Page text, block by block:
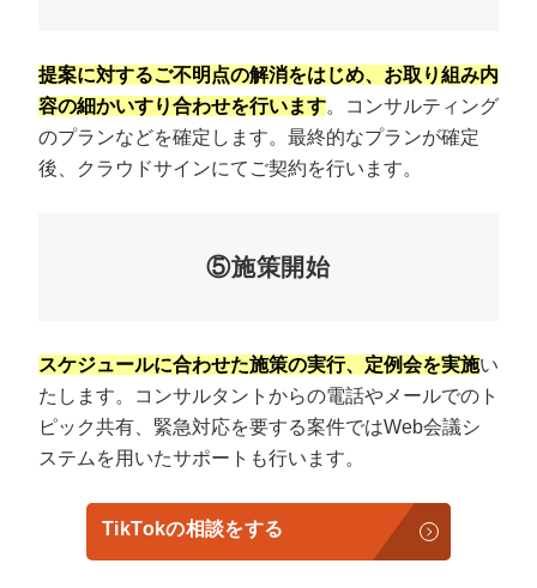
提案に対するご不明点の解消をはじめ、お取り組み内
容の細かいすり合わせを行います。コンサルティング
のプランなどを確定します。最終的なプランが確定
後、クラウドサインにてご契約を行います。
⑤施策開始
スケジュールに合わせた施策の実行、定例会を実施い
たします。コンサルタントからの電話やメールでのト
ピック共有、緊急対応を要する案件ではWeb会議シ
ステムを用いたサポートも行います。
TikTokの相談をする